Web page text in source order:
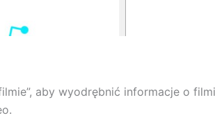
aby wyodrębnić informacje o